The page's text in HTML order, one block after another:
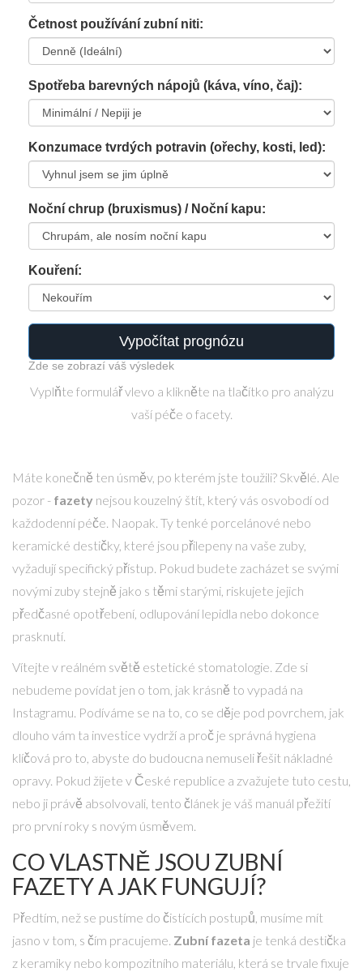
Četnost používání zubní niti:
Spotřeba barevných nápojů (káva, víno, čaj):
Konzumace tvrdých potravin (ořechy, kosti, led):
Noční chrup (bruxismus) / Noční kapu:
Kouření:
Vypočítat prognózu
Zde se zobrazí váš výsledek
Vyplňte formulář vlevo a klikněte na tlačítko pro analýzu
vaší péče o facety.
Máte konečně ten úsměv, po kterém jste toužili? Skvělé. Ale
pozor - fazety nejsou kouzelný štít, který vás osvobodí od
každodenní péče. Naopak. Ty tenké porcelánové nebo
keramické destičky, které jsou přilepeny na vaše zuby,
vyžadují specifický přístup. Pokud budete zacházet se svými
novými zuby stejně jako s těmi starými, riskujete jejich
předčasné opotřebení, odlupování lepidla nebo dokonce
prasknutí.
Vítejte v reálném světě estetické stomatologie. Zde si
nebudeme povídat jen o tom, jak krásně to vypadá na
Instagramu. Podíváme se na to, co se děje pod povrchem, jak
dlouho vám ta investice vydrží a proč je správná hygiena
klíčová pro to, abyste do budoucna nemuseli řešit nákladné
opravy. Pokud žijete v České republice a zvažujete tuto cestu,
nebo ji právě absolvovali, tento článek je váš manuál přežití
pro první roky s novým úsměvem.
CO VLASTNĚ JSOU ZUBNÍ
FAZETY A JAK FUNGUJÍ?
Předtím, než se pustíme do čistících postupů, musíme mít
jasno v tom, s čím pracujeme. Zubní fazeta je tenká destička
z keramiky nebo kompozitního materiálu, která se trvale fixuje